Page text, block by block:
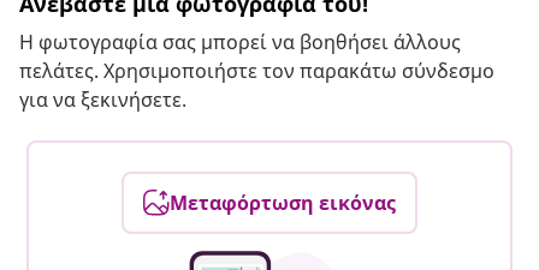
Η φωτογραφία σας μπορεί να βοηθήσει άλλους
πελάτες. Χρησιμοποιήστε τον παρακάτω σύνδεσμο
για να ξεκινήσετε.
Μεταφόρτωση εικόνας